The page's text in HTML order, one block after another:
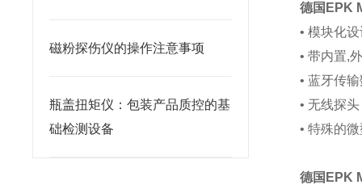
磁粉探伤仪的操作注意事项
瓶盖扭矩仪：包装产品质控的基
础检测设备
德国EPK
• 模块化
• 带内置,
• 蓝牙传
• 无线探头
• 特殊的
德国EPK